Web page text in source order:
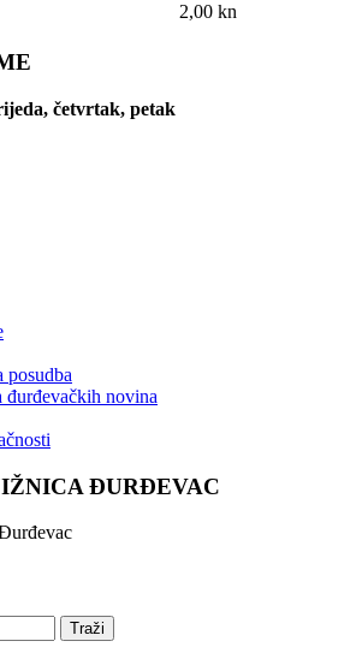
2,00 kn
četvrtak, petak
posudba
đurđevačkih novina
ĐURĐEVAC
Traži